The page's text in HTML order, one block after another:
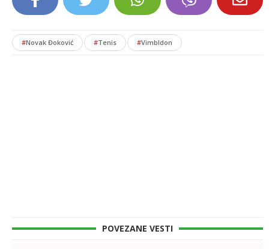
#Novak Đoković #Tenis #Vimbldon
POVEZANE VESTI